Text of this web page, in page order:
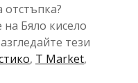
на Бяло кисело
тези
, T Market,